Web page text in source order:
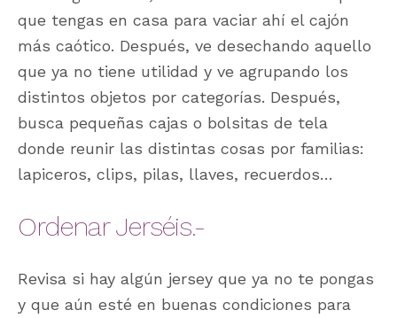
que tengas en casa para vaciar ahí el cajón
más caótico. Después, ve desechando aquello
que ya no tiene utilidad y ve agrupando los
distintos objetos por categorías. Después,
busca pequeñas cajas o bolsitas de tela
donde reunir las distintas cosas por familias:
lapiceros, clips, pilas, llaves, recuerdos…
Ordenar Jerséis.-
Revisa si hay algún jersey que ya no te pongas
y que aún esté en buenas condiciones para